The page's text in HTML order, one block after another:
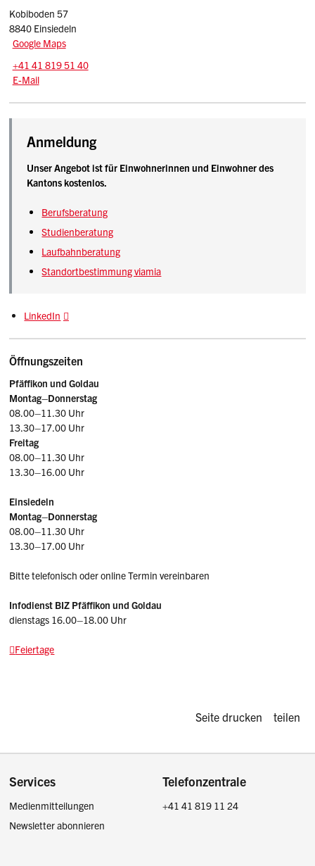
Kobiboden 57
8840 Einsiedeln
Google Maps
Tel.:
+41 41 819 51 40
E-Mail: einsiedeln.biz
E-Mail
Anmeldung
Unser Angebot ist für Einwohnerinnen und Einwohner des
Kantons kostenlos.
Berufsberatung
Studienberatung
Laufbahnberatung
Standortbestimmung viamia
LinkedIn
Öffnungszeiten
Pfäffikon und Goldau
Montag–Donnerstag
08.00–11.30 Uhr
13.30–17.00 Uhr
Freitag
08.00–11.30 Uhr
13.30–16.00 Uhr
Einsiedeln
Montag–Donnerstag
08.00–11.30 Uhr
13.30–17.00 Uhr
Bitte telefonisch oder online Termin vereinbaren
Infodienst BIZ Pfäffikon und Goldau
dienstags 16.00–18.00 Uhr
Feiertage
Diese Seite
Seite drucken teilen
Footer
Services
Medienmitteilungen
Newsletter abonnieren
Telefonzentrale
+41 41 819 11 24